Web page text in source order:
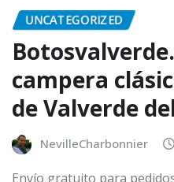
UNCATEGORIZED
campera
de Valverde
NevilleCharbonnier
Envío gratuito para